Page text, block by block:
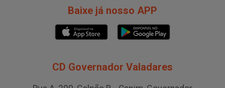
Baixe já nosso APP
CD Governador Valadares